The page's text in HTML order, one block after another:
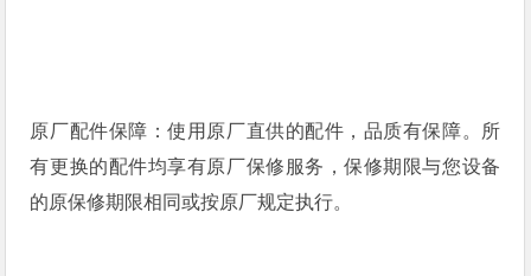
原厂配件保障：使用原厂直供的配件，品质有保障。所
有更换的配件均享有原厂保修服务，保修期限与您设备
的原保修期限相同或按原厂规定执行。